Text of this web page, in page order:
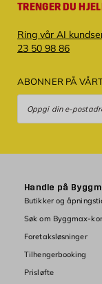
TRENGER DU
Ring vår AI
23 50 98 86
ABONNER PÅ
Handle på
Butikker og
Søk om Byggmax-
Foretaksløsninger
Tilhengerbooking
Prisløfte